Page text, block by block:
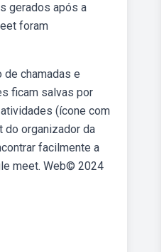
gerados após a
foram
chamadas e
ficam salvas por
(ícone com
do organizador da
facilmente a
meet. Web© 2024